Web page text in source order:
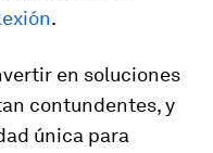
.
en soluciones
contundentes, y
única para